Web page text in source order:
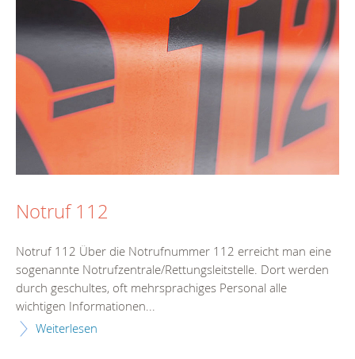
Notruf 112
Notruf 112 Über die Notrufnummer 112 erreicht man eine
sogenannte Notrufzentrale/Rettungsleitstelle. Dort werden
durch geschultes, oft mehrsprachiges Personal alle
wichtigen Informationen...
Weiterlesen